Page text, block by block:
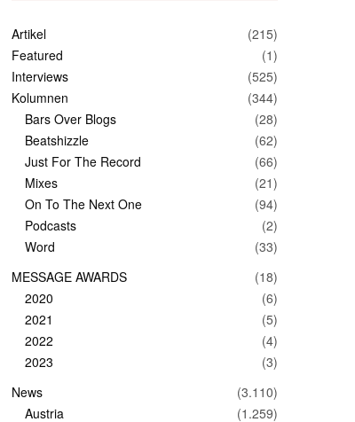
Artikel
(215)
Featured
(1)
Interviews
(525)
Kolumnen
(344)
Bars Over Blogs
(28)
Beatshizzle
(62)
Just For The Record
(66)
Mixes
(21)
On To The Next One
(94)
Podcasts
(2)
Word
(33)
MESSAGE AWARDS
(18)
2020
(6)
2021
(5)
2022
(4)
2023
(3)
News
(3.110)
Austria
(1.259)